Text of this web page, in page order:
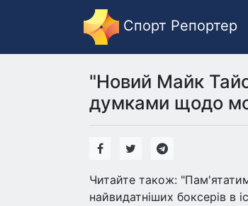
Спорт Репортер
"Новий Майк
думками щодо
Читайте також:
найвидатніших боксерів в